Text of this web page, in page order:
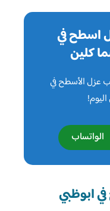
اسطح في
كلين
الأسطح في
الواتساب
ابوظبي